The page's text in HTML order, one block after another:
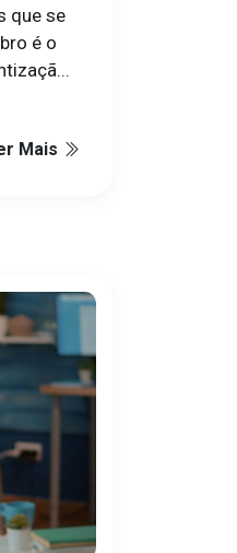
que se
é o
Mais